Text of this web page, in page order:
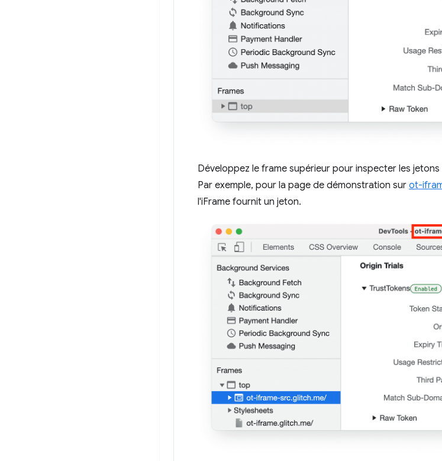
Développez le frame supérieur pour inspecter les
Par exemple, pour la page de démonstration sur ot-
l'iFrame fournit un jeton.